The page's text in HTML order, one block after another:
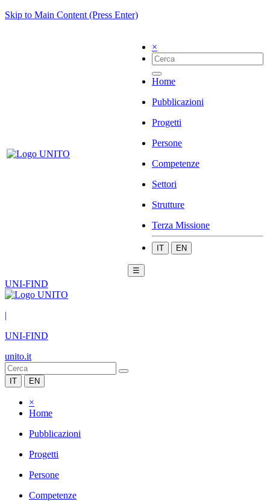
Skip to Main Content (Press Enter)
×
Home
Pubblicazioni
Progetti
Persone
Competenze
Settori
Strutture
Terza Missione
IT EN
☰
UNI-FIND
|
UNI-FIND
unito.it
IT EN
×
Home
Pubblicazioni
Progetti
Persone
Competenze